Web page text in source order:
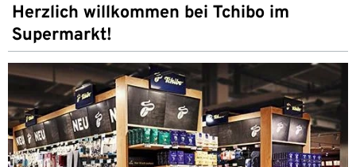
Herzlich willkommen bei Tchibo im
Supermarkt!